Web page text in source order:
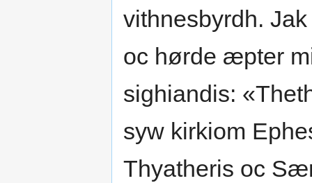
vithnesbyrdh.
oc hørde æpter
sighiandis:
syw kirkiom
Thyatheris oc